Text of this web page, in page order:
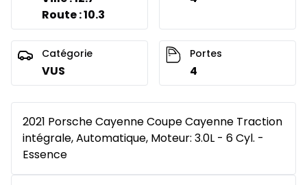
Route : 10.3
Catégorie
VUS
Portes
4
2021 Porsche Cayenne Coupe Cayenne Traction
intégrale, Automatique, Moteur: 3.0L - 6 Cyl. -
Essence